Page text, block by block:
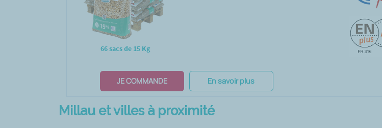
66 sacs de 15 Kg
JE COMMANDE En savoir plus
Millau et villes à proximité